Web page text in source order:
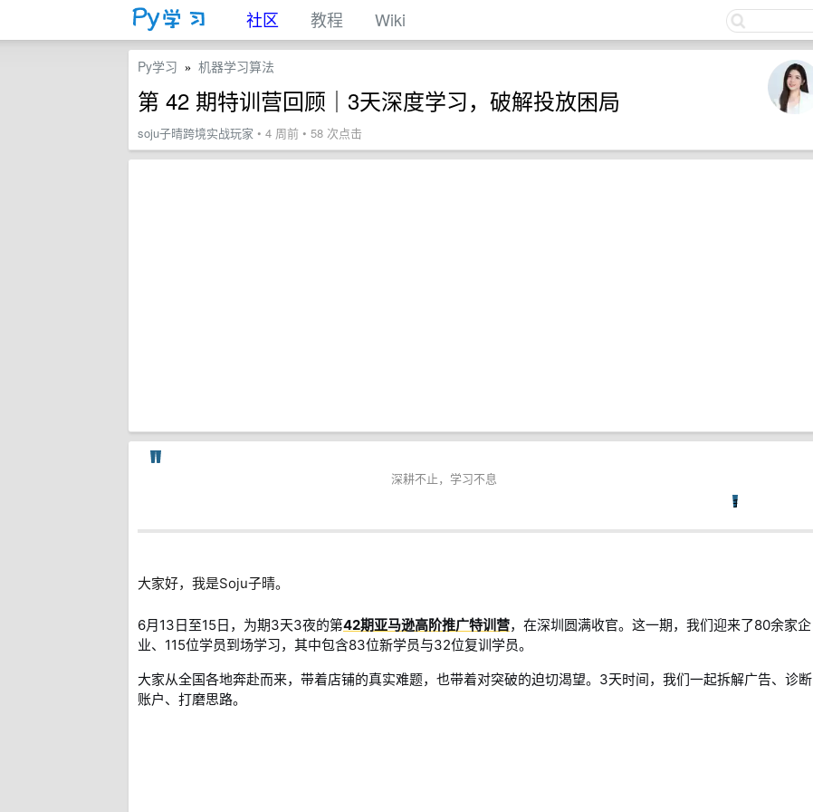
社区 教程 Wiki
Py学习 » 机器学习算法
第 42 期特训营回顾｜3天深度学习，破解投放困局
soju子晴跨境实战玩家 • 4 周前 • 58 次点击
深耕不止，学习不息
我
大家好，我是Soju子晴。
6月13日至15日，为期3天3夜的第42期亚马逊高阶推广特训营，在深圳圆满收官。这一期，我们迎来了80余家企
业、115位学员到场学习，其中包含83位新学员与32位复训学员。
大家从全国各地奔赴而来，带着店铺的真实难题，也带着对突破的迫切渴望。3天时间，我们一起拆解广告、诊断
账户、打磨思路。